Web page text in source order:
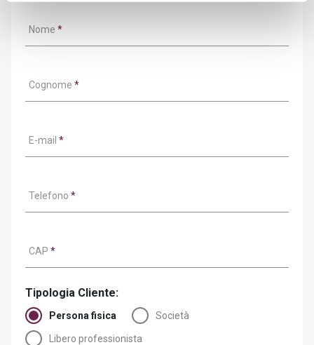
Nome *
Cognome *
E-mail *
Telefono *
CAP *
Tipologia Cliente:
Persona fisica Società
Libero professionista